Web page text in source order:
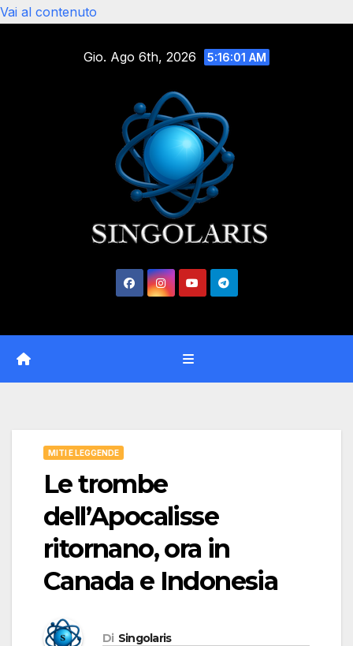
Vai al contenuto
Gio. Ago 6th, 2026 5:16:02 AM
MITI E LEGGENDE
Le trombe
dell’Apocalisse
ritornano, ora in
Canada e Indonesia
Di Singolaris